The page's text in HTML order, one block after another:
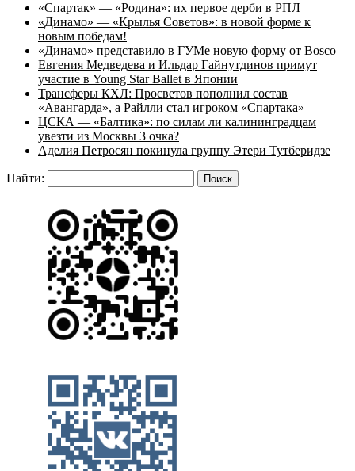
«Спартак» — «Родина»: их первое дерби в РПЛ
«Динамо» — «Крылья Советов»: в новой форме к
новым победам!
«Динамо» представило в ГУМе новую форму от Bosco
Евгения Медведева и Ильдар Гайнутдинов примут
участие в Young Star Ballet в Японии
Трансферы КХЛ: Просветов пополнил состав
«Авангарда», а Райлли стал игроком «Спартака»
ЦСКА — «Балтика»: по силам ли калининградцам
увезти из Москвы 3 очка?
Аделия Петросян покинула группу Этери Тутберидзе
Найти: